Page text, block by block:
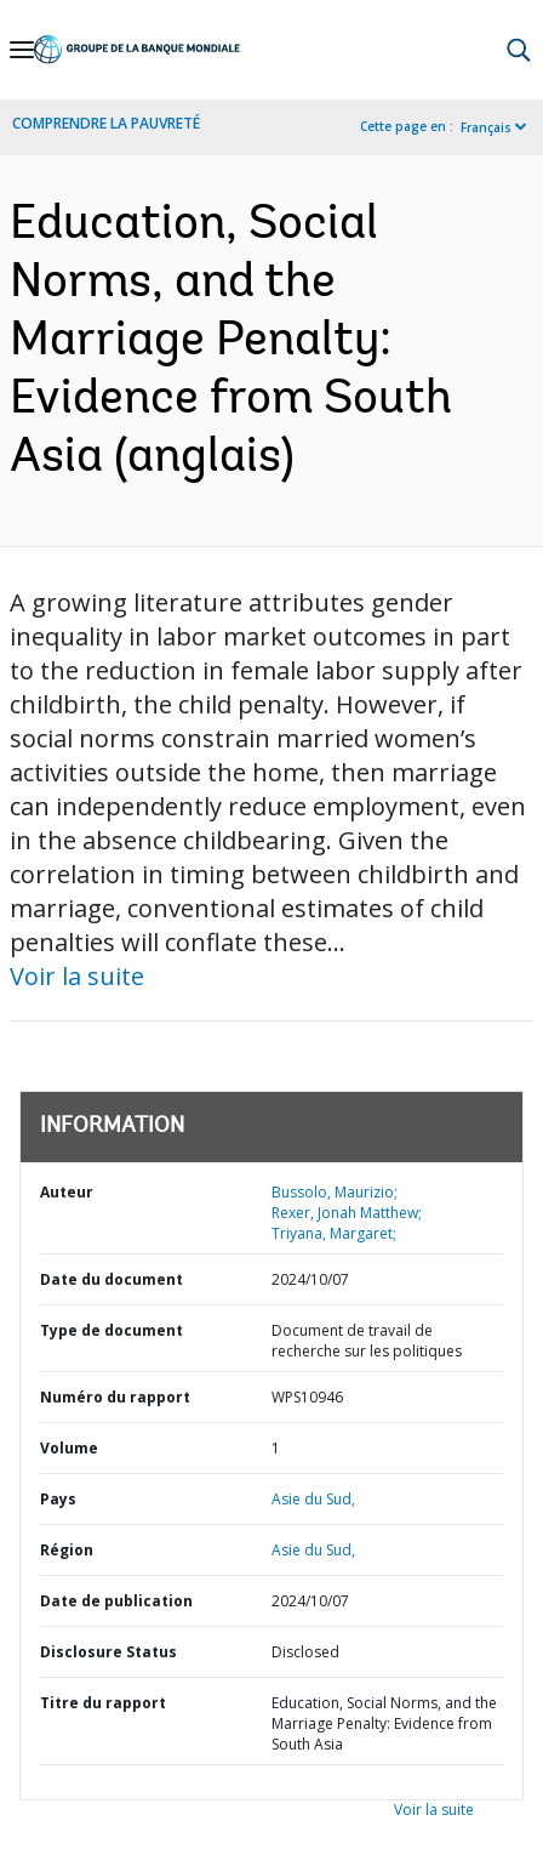
Skip
Navigation
COMPRENDRE LA PAUVRETÉ Cette page en : Français
Education, Social
Norms, and the
Marriage Penalty:
Evidence from South
Asia (anglais)
A growing literature attributes gender
inequality in labor market outcomes in part
to the reduction in female labor supply after
childbirth, the child penalty. However, if
social norms constrain married women’s
activities outside the home, then marriage
can independently reduce employment, even
in the absence childbearing. Given the
correlation in timing between childbirth and
marriage, conventional estimates of child
penalties will conflate these...
Voir la suite
INFORMATION
Auteur
Bussolo, Maurizio;
Rexer, Jonah Matthew;
Triyana, Margaret;
Date du document 2024/10/07
Type de document
Document de travail de
recherche sur les politiques
Numéro du rapport WPS10946
Volume 1
Pays Asie du Sud,
Région Asie du Sud,
Date de publication 2024/10/07
Disclosure Status Disclosed
Titre du rapport
Education, Social Norms, and the
Marriage Penalty: Evidence from
South Asia
Voir la suite